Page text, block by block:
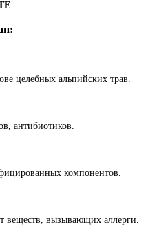
целебных альпийских трав.
антибиотиков.
компонентов.
веществ, вызывающих аллерги.